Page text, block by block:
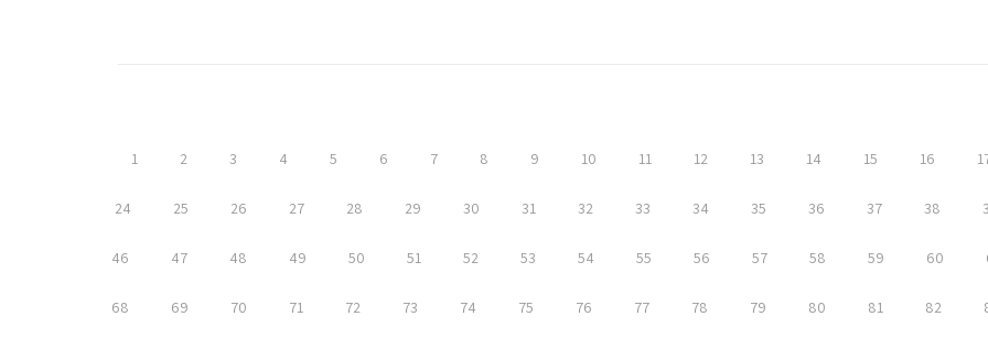
1 2 3 4 5 6 7 8 9 10 11 12 13 14 15 16
24 25 26 27 28 29 30 31 32 33 34 35 36 37 38
46 47 48 49 50 51 52 53 54 55 56 57 58 59 60
68 69 70 71 72 73 74 75 76 77 78 79 80 81 82